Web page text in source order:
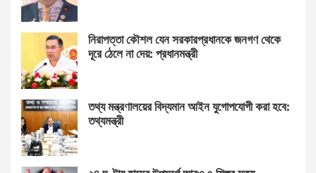
নিরাপত্তা কৌশল যেন সরকারপ্রধানকে জনগণ থেকে
দূরে ঠেলে না দেয়: প্রধানমন্ত্রী
তথ্য মন্ত্রণালয়ের বিদ্যমান আইন যুগোপযোগী করা হবে:
তথ্যমন্ত্রী